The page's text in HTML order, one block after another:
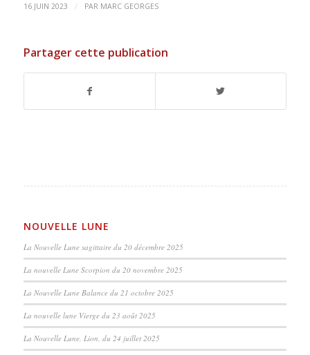
16 JUIN 2023 / PAR MARC GEORGES
Partager cette publication
NOUVELLE LUNE
La Nouvelle Lune sagittaire du 20 décembre 2025
La nouvelle Lune Scorpion du 20 novembre 2025
La Nouvelle Lune Balance du 21 octobre 2025
La nouvelle lune Vierge du 23 août 2025
La Nouvelle Lune, Lion, du 24 juillet 2025